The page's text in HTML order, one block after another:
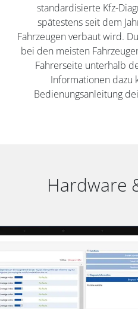
standardisierte Kfz-
spätestens seit dem
Fahrzeugen verbaut wird.
bei den meisten
Fahrerseite unterhalb
Informationen dazu
Bedienungsanleitung
Hardware